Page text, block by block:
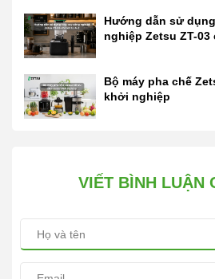
Hướng dẫn sử
nghiệp Zetsu ZT-
Bộ máy pha chế
khởi nghiệp
VIẾT BÌNH LUẬN